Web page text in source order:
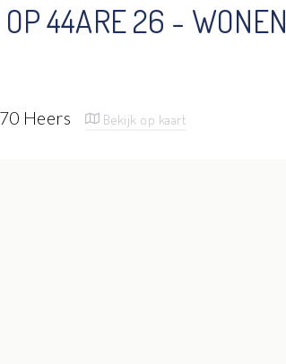
OP 44ARE 26 -
Heers Bekijk op kaart